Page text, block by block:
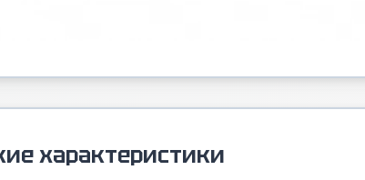
характеристики